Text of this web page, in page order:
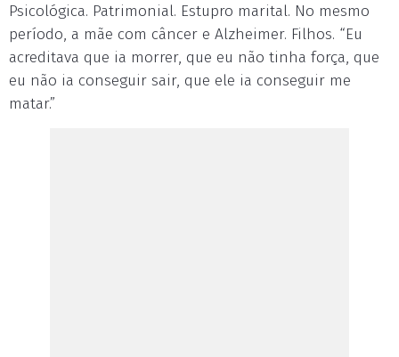
Psicológica. Patrimonial. Estupro marital. No mesmo
período, a mãe com câncer e Alzheimer. Filhos. “Eu
acreditava que ia morrer, que eu não tinha força, que
eu não ia conseguir sair, que ele ia conseguir me
matar.”